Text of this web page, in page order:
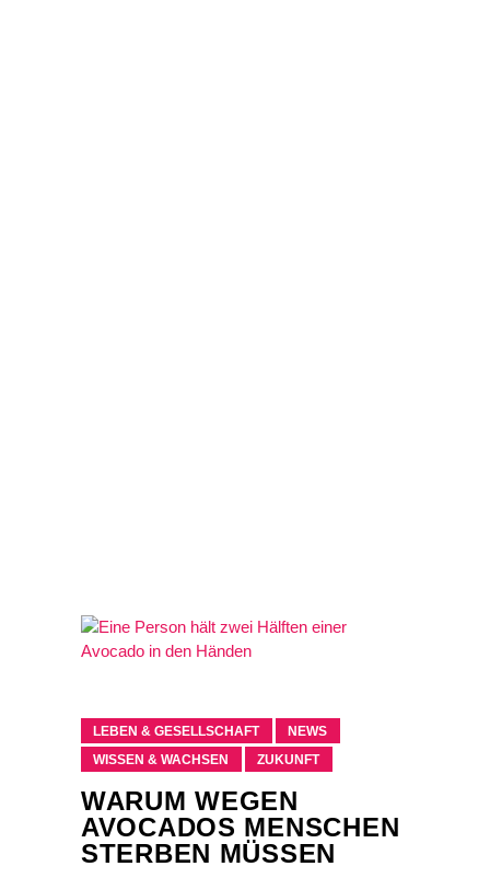
LEBEN & GESELLSCHAFT
NEWS
WISSEN & WACHSEN
ZUKUNFT
WARUM WEGEN
AVOCADOS MENSCHEN
STERBEN MÜSSEN